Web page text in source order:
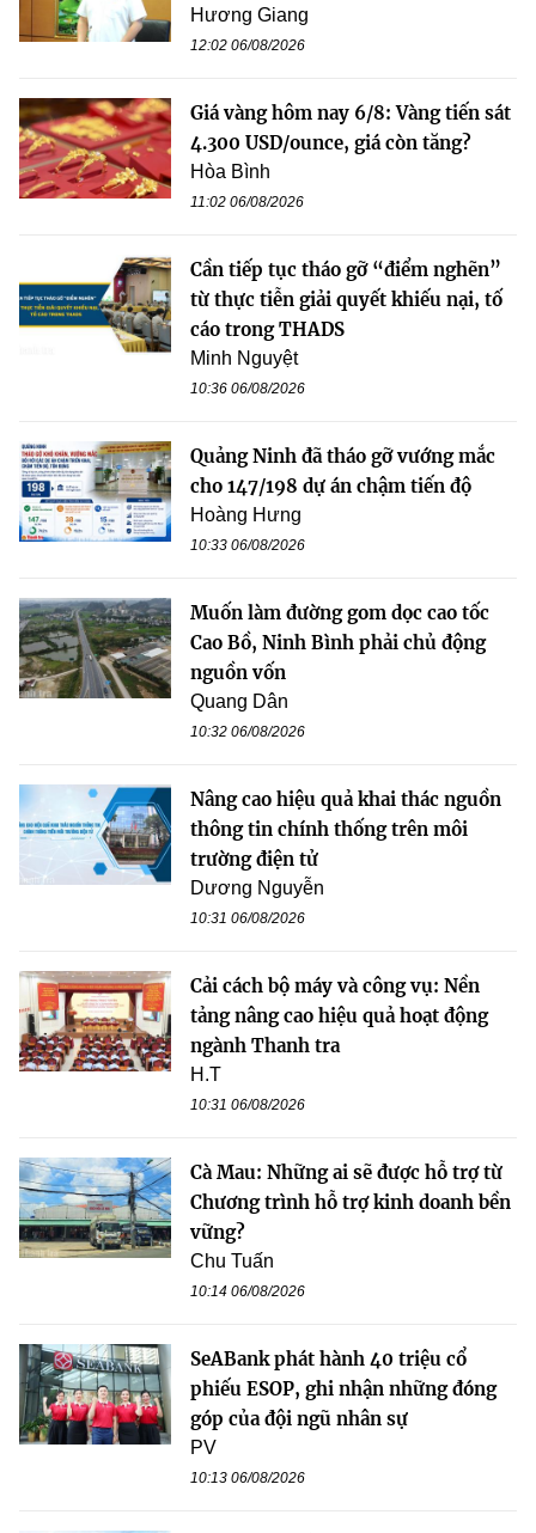
Hương Giang
12:02 06/08/2026
Giá vàng hôm nay 6/8: Vàng tiến sát
4.300 USD/ounce, giá còn tăng?
Hòa Bình
11:02 06/08/2026
Cần tiếp tục tháo gỡ “điểm nghẽn”
từ thực tiễn giải quyết khiếu nại, tố
cáo trong THADS
Minh Nguyệt
10:36 06/08/2026
Quảng Ninh đã tháo gỡ vướng mắc
cho 147/198 dự án chậm tiến độ
Hoàng Hưng
10:33 06/08/2026
Muốn làm đường gom dọc cao tốc
Cao Bồ, Ninh Bình phải chủ động
nguồn vốn
Quang Dân
10:32 06/08/2026
Nâng cao hiệu quả khai thác nguồn
thông tin chính thống trên môi
trường điện tử
Dương Nguyễn
10:31 06/08/2026
Cải cách bộ máy và công vụ: Nền
tảng nâng cao hiệu quả hoạt động
ngành Thanh tra
H.T
10:31 06/08/2026
Cà Mau: Những ai sẽ được hỗ trợ từ
Chương trình hỗ trợ kinh doanh bền
vững?
Chu Tuấn
10:14 06/08/2026
SeABank phát hành 40 triệu cổ
phiếu ESOP, ghi nhận những đóng
góp của đội ngũ nhân sự
PV
10:13 06/08/2026